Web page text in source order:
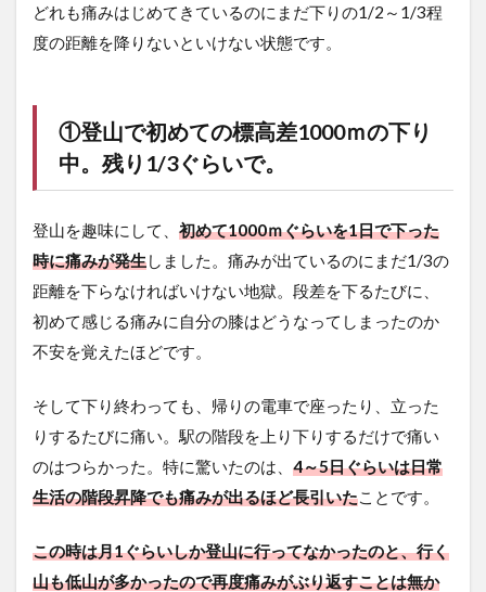
どれも痛みはじめてきているのにまだ下りの1/2～1/3程
度の距離を降りないといけない状態です。
①登山で初めての標高差1000ｍの下り
中。残り1/3ぐらいで。
登山を趣味にして、 初めて1000ｍぐらいを1日で下った
時に痛みが発生しました。痛みが出ているのにまだ1/3の
距離を下らなければいけない地獄。段差を下るたびに、
初めて感じる痛みに自分の膝はどうなってしまったのか
不安を覚えたほどです。
そして下り終わっても、帰りの電車で座ったり、立った
りするたびに痛い。駅の階段を上り下りするだけで痛い
のはつらかった。特に驚いたのは、 4～5日ぐらいは日常
生活の階段昇降でも痛みが出るほど長引いたことです。
この時は月1ぐらいしか登山に行ってなかったのと、行く
山も低山が多かったので再度痛みがぶり返すことは無か